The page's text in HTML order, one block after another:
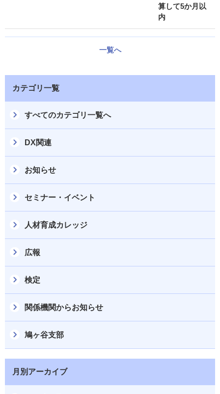
算して5か月以
内
一覧へ
カテゴリ一覧
すべてのカテゴリ一覧へ
DX関連
お知らせ
セミナー・イベント
人材育成カレッジ
広報
検定
関係機関からお知らせ
鳩ヶ谷支部
月別アーカイブ